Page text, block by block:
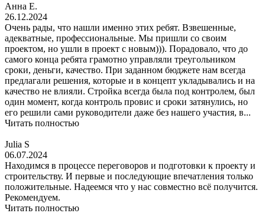
Анна Е.
26.12.2024
Очень рады, что нашли именно этих ребят. Взвешенные,
адекватные, профессиональные. Мы пришли со своим
проектом, но ушли в проект с новым))). Порадовало, что до
самого конца ребята грамотно управляли треугольником
сроки, деньги, качество. При заданном бюджете нам всегда
предлагали решения, которые и в концепт укладывались и на
качество не влияли. Стройка всегда была под контролем, был
один момент, когда контроль провис и сроки затянулись, но
его решили сами руководители даже без нашего участия, в...
Читать полностью
Julia S
06.07.2024
Находимся в процессе переговоров и подготовки к проекту и
строительству. И первые и последующие впечатления только
положительные. Надеемся что у нас совместно всё получится.
Рекомендуем.
Читать полностью